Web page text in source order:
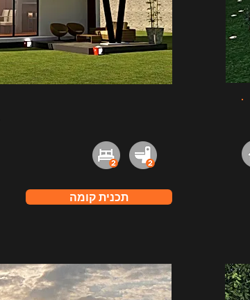
תכנית קומה